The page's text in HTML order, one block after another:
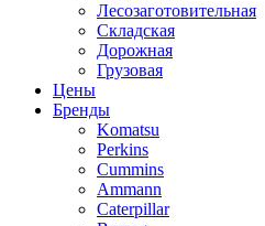
Лесозаготовительная
Складская
Дорожная
Грузовая
Цены
Бренды
Komatsu
Perkins
Cummins
Ammann
Caterpillar